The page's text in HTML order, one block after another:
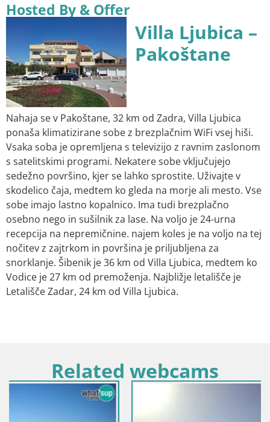
Hosted By & Offer
Villa Ljubica –
Pakoštane
Nahaja se v Pakoštane, 32 km od Zadra, Villa Ljubica
ponaša klimatizirane sobe z brezplačnim WiFi vsej hiši.
Vsaka soba je opremljena s televizijo z ravnim zaslonom
s satelitskimi programi. Nekatere sobe vključujejo
sedežno površino, kjer se lahko sprostite. Uživajte v
skodelico čaja, medtem ko gleda na morje ali mesto. Vse
sobe imajo lastno kopalnico. Ima tudi brezplačno
osebno nego in sušilnik za lase. Na voljo je 24-urna
recepcija na nepremičnine. najem koles je na voljo na tej
nočitev z zajtrkom in površina je priljubljena za
snorklanje. Šibenik je 36 km od Villa Ljubica, medtem ko
Vodice je 27 km od premoženja. Najbližje letališče je
Letališče Zadar, 24 km od Villa Ljubica.
Related webcams